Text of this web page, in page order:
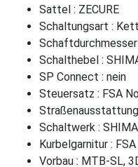
Sattel : ZECURE
Schaltungsart :
Schalthebel :
SP Connect : nein
Steuersatz : FSA
Schaltwerk :
Kurbelgarnitur : FSA
Vorbau : MTB-SL,